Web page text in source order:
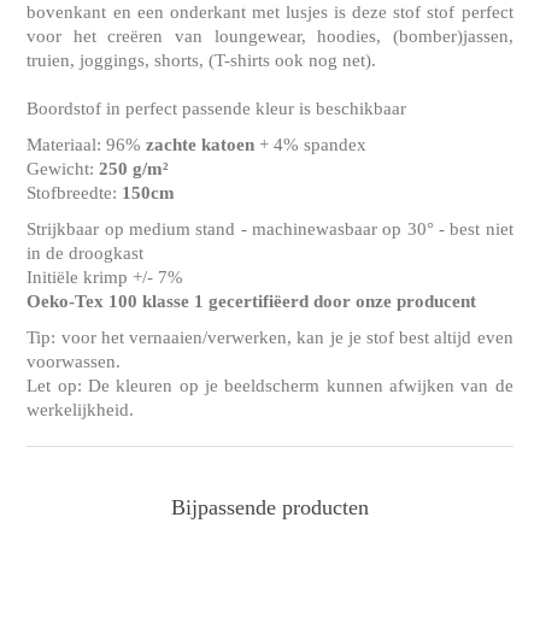
bovenkant en een onderkant met lusjes is deze stof stof perfect
voor het creëren van loungewear, hoodies, (bomber)jassen,
truien, joggings, shorts, (T-shirts ook nog net).
Boordstof in perfect passende kleur is beschikbaar
Materiaal: 96%zachte katoen + 4% spandex
Gewicht:250 g/m²
Stofbreedte: 150cm
Strijkbaar op medium stand - machinewasbaar op 30° - best niet
in de droogkast
Initiële krimp +/- 7%
Oeko-Tex 100 klasse 1 gecertifiëerd door onze producent
Tip: voor het vernaaien/verwerken, kan je je stof best altijd even
voorwassen.
Let op: De kleuren op je beeldscherm kunnen afwijken van de
werkelijkheid.
Bijpassende producten